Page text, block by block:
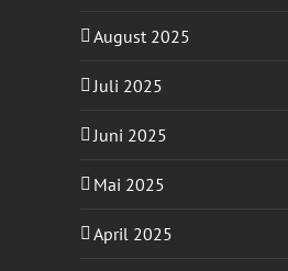
August 2025
Juli 2025
Juni 2025
Mai 2025
April 2025